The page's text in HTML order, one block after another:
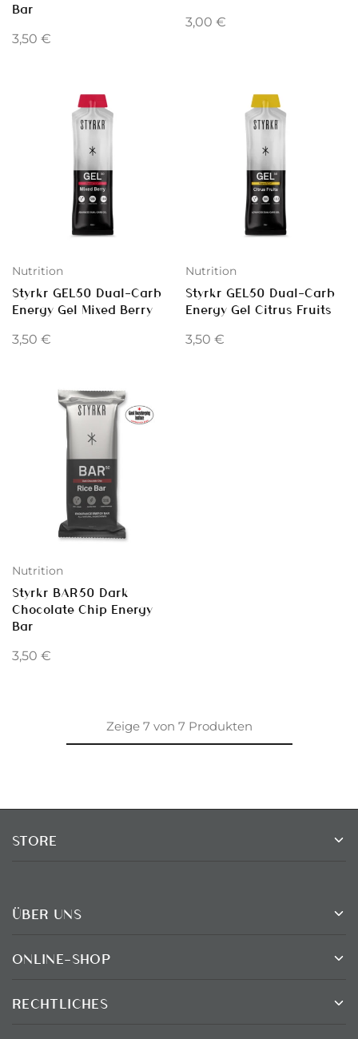
Bar
3,50 €
3,00 €
Nutrition
Styrkr GEL50 Dual-Carb
Energy Gel Mixed Berry
3,50 €
Nutrition
Styrkr GEL50 Dual-Carb
Energy Gel Citrus Fruits
3,50 €
Nutrition
Styrkr BAR50 Dark
Chocolate Chip Energy
Bar
3,50 €
Zeige7 von 7 Produkten
STORE
ÜBER UNS
ONLINE-SHOP
RECHTLICHES